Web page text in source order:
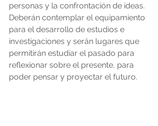
personas y la confrontación de ideas.
Deberán contemplar el equipamiento
para el desarrollo de estudios e
investigaciones y serán lugares que
permitirán estudiar el pasado para
reflexionar sobre el presente, para
poder pensar y proyectar el futuro.